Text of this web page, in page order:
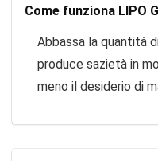
Come funziona LIPO
Abbassa la quantità
produce sazietà in
meno il desiderio di